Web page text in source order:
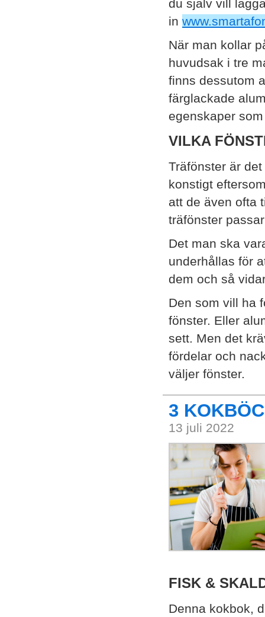
du själv vill
in
När man kollar
huvudsak i tre
finns dessutom
färglackade
egenskaper
VILKA
Träfönster är
konstigt
att de även ofta
träfönster
Det man ska
underhållas för
dem och så
Den som vill ha
fönster. Eller
sett. Men det
fördelar och
väljer fönster.
3
13 juli 2022
FISK &
Denna kokbok,